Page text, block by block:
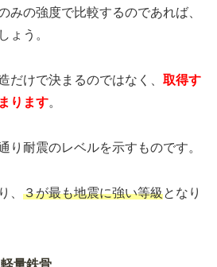
みの強度で比較するのであれば、
ょう。
だけで決まるのではなく、 取得す
ります。
り耐震のレベルを示すものです。
、 ３が最も地震に強い等級となり